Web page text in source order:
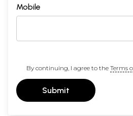
Mobile
By continuing, I agree to the Terms
Submit